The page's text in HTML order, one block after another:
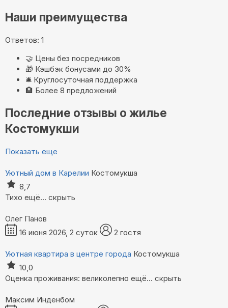
Наши преимущества
Ответов: 1
🤝 Цены без посредников
🎁 Кэшбэк бонусами до 30%
🛎️ Круглосуточная поддержка
🏨 Более 8 предложений
Последние отзывы о жилье
Костомукши
Показать еще
Уютный дом в Карелии Костомукша
8,7
Тихо ещё... скрыть
Олег Панов
16 июня 2026, 2 суток
2 гостя
Уютная квартира в центре города Костомукша
10,0
Оценка проживания: великолепно ещё... скрыть
Максим Инденбом